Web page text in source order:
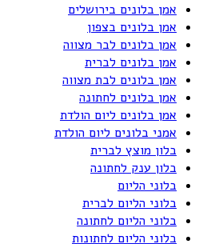
אמן בלונים בירושלים
אמן בלונים בצפון
אמן בלונים לבר מצווה
אמן בלונים לברית
אמן בלונים לבת מצווה
אמן בלונים לחתונה
אמן בלונים ליום הולדת
אמני בלונים ליום הולדת
בלון מוצץ לברית
בלון ענק לחתונה
בלוני הליום
בלוני הליום לברית
בלוני הליום לחתונה
בלוני הליום לחתונות